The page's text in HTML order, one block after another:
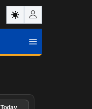
Hot Today